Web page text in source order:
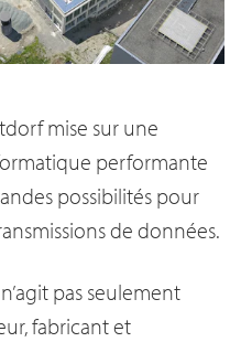
mise sur une
performante
possibilités pour
de données.
pas seulement
fabricant et